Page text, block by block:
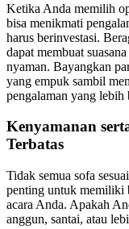
Ketika Anda memilih
bisa menikmati
harus berinvestasi.
dapat membuat
nyaman. Bayangkan
yang empuk sambil
pengalaman yang lebih
Kenyamanan
Terbatas
Tidak semua sofa
penting untuk memiliki
acara Anda. Apakah
anggun, santai, atau